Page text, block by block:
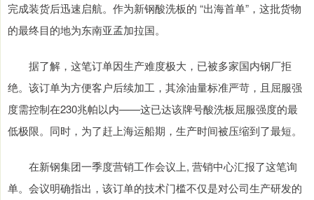
完成装货后迅速启航。作为新钢酸洗板的 “出海首单”，这批货物
的最终目的地为东南亚孟加拉国。
据了解，这笔订单因生产难度极大，已被多家国内钢厂拒
绝。该订单为方便客户后续加工，其涂油量标准严苛，且屈服强
度需控制在230兆帕以内——这已达该牌号酸洗板屈服强度的最
低极限。同时，为了赶上海运船期，生产时间被压缩到了最短。
在新钢集团一季度营销工作会议上, 营销中心汇报了这笔询
单。会议明确指出，该订单的技术门槛不仅是对公司生产研发的